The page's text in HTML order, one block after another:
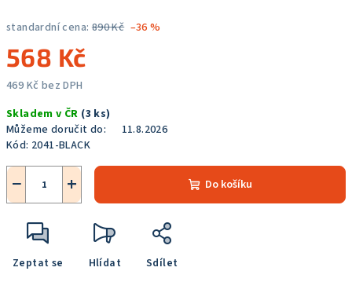
standardní cena: 890 Kč –36 %
568 Kč
469 Kč bez DPH
cena:
Skladem v ČR (3 ks)
Můžeme doručit do:
11.8.2026
Kód: 2041-BLACK
+
− Do košíku
Zeptat se Hlídat Sdílet